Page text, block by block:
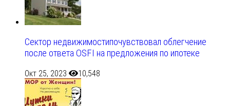
Сектор недвижимостипочувствовал облегчение
после ответа OSFI на предложения по ипотеке
Окт 25, 2023 10,548